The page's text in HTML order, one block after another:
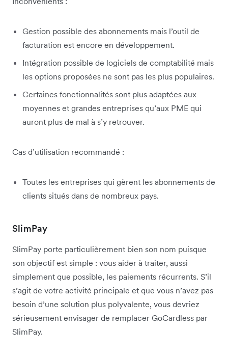
Gestion possible des abonnements mais l’outil de
facturation est encore en développement.
Intégration possible de logiciels de comptabilité mais
les options proposées ne sont pas les plus populaires.
Certaines fonctionnalités sont plus adaptées aux
moyennes et grandes entreprises qu’aux PME qui
auront plus de mal à s’y retrouver.
Cas d’utilisation recommandé :
Toutes les entreprises qui gèrent les abonnements de
clients situés dans de nombreux pays.
SlimPay
SlimPay porte particulièrement bien son nom puisque
son objectif est simple : vous aider à traiter, aussi
simplement que possible, les paiements récurrents. S’il
s’agit de votre activité principale et que vous n’avez pas
besoin d’une solution plus polyvalente, vous devriez
sérieusement envisager de remplacer GoCardless par
SlimPay.